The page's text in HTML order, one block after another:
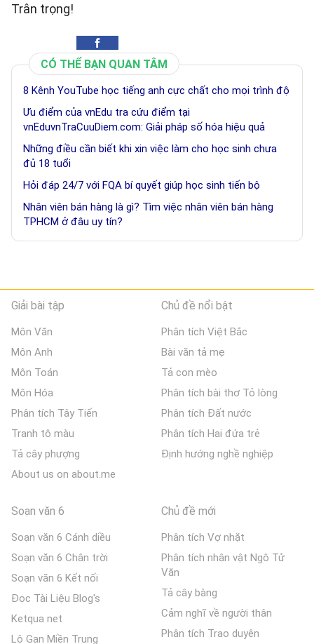
Trân trọng!
CÓ THỂ BẠN QUAN TÂM
8 Kênh YouTube học tiếng anh cực chất cho mọi trình độ
Ưu điểm của vnEdu tra cứu điểm tại
vnEduvnTraCuuDiem.com: Giải pháp số hóa hiệu quả
Những điều cần biết khi xin việc làm cho học sinh chưa
đủ 18 tuổi
Hỏi đáp 24/7 với FQA bí quyết giúp học sinh tiến bộ
Nhân viên bán hàng là gì? Tìm việc nhân viên bán hàng
TPHCM ở đâu uy tín?
Giải bài tập
Môn Văn
Môn Anh
Môn Toán
Môn Hóa
Phân tích Tây Tiến
Tranh tô màu
Tả cây phượng
About us on about.me
Chủ đề nổi bật
Phân tích Việt Bắc
Bài văn tả mẹ
Tả con mèo
Phân tích bài thơ Tỏ lòng
Phân tích Đất nước
Phân tích Hai đứa trẻ
Định hướng nghề nghiệp
Soạn văn 6
Soạn văn 6 Cánh diều
Soạn văn 6 Chân trời
Soạn văn 6 Kết nối
Đọc Tài Liệu Blog's
Ketqua net
Lô Gan Miền Trung
Chủ đề mới
Phân tích Vợ nhặt
Phân tích nhân vật Ngô Tử
Văn
Tả cây bàng
Cảm nghĩ về người thân
Phân tích Trao duyên